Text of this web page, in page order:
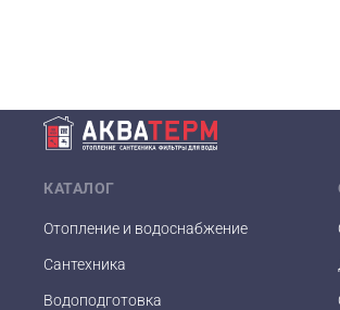
КАТАЛОГ
Отопление и водоснабжение
Сантехника
Водоподготовка